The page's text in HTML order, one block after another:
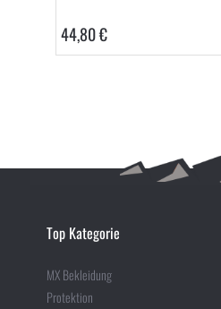
44,80 €
Top Kategorie
MX Bekleidung
Protektion